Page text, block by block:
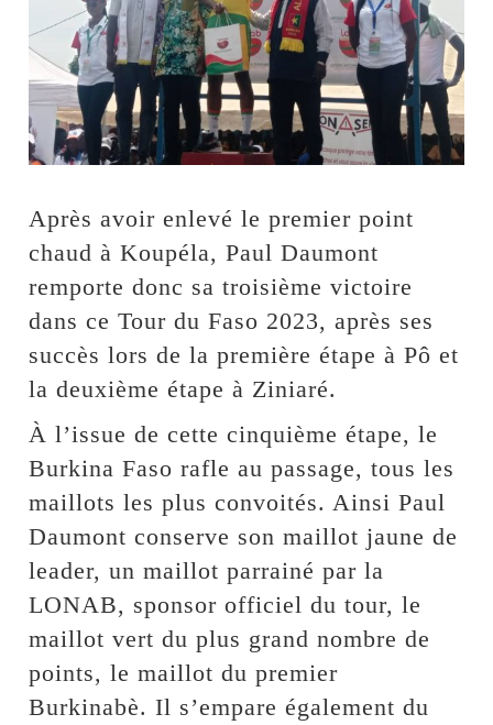
Après avoir enlevé le premier point
chaud à Koupéla, Paul Daumont
remporte donc sa troisième victoire
dans ce Tour du Faso 2023, après ses
succès lors de la première étape à Pô et
la deuxième étape à Ziniaré.
À l’issue de cette cinquième étape, le
Burkina Faso rafle au passage, tous les
maillots les plus convoités. Ainsi Paul
Daumont conserve son maillot jaune de
leader, un maillot parrainé par la
LONAB, sponsor officiel du tour, le
maillot vert du plus grand nombre de
points, le maillot du premier
Burkinabè. Il s’empare également du